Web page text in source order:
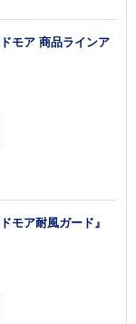
モア 商品ラインア
モア耐風ガード』